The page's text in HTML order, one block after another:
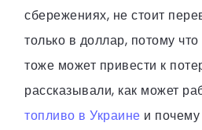
сбережениях, не стоит
только в доллар, потому
тоже может привести к
рассказывали, как может
топливо в Украине и